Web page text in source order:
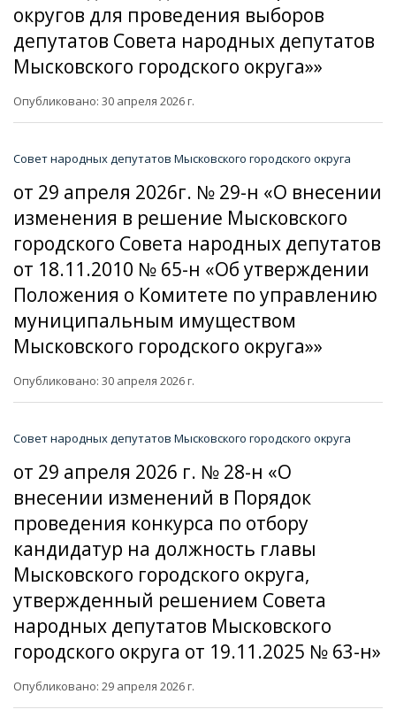
округов для проведения выборов
депутатов Совета народных депутатов
Мысковского городского округа»»
Опубликовано: 30 апреля 2026 г.
Совет народных депутатов Мысковского городского округа
от 29 апреля 2026г. № 29-н «О внесении
изменения в решение Мысковского
городского Совета народных депутатов
от 18.11.2010 № 65-н «Об утверждении
Положения о Комитете по управлению
муниципальным имуществом
Мысковского городского округа»»
Опубликовано: 30 апреля 2026 г.
Совет народных депутатов Мысковского городского округа
от 29 апреля 2026 г. № 28-н «О
внесении изменений в Порядок
проведения конкурса по отбору
кандидатур на должность главы
Мысковского городского округа,
утвержденный решением Совета
народных депутатов Мысковского
городского округа от 19.11.2025 № 63-н»
Опубликовано: 29 апреля 2026 г.